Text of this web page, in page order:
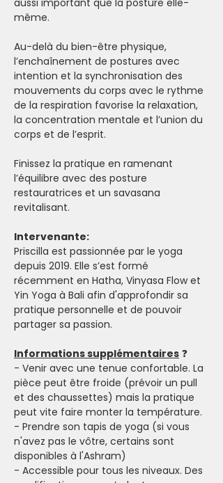
aussi important que la posture elle-
même.
Au-delà du bien-être physique,
l’enchaînement de postures avec
intention et la synchronisation des
mouvements du corps avec le rythme
de la respiration favorise la relaxation,
la concentration mentale et l’union du
corps et de l’esprit.
Finissez la pratique en ramenant
l’équilibre avec des posture
restauratrices et un savasana
revitalisant.
Intervenante:
Priscilla est passionnée par le yoga
depuis 2019. Elle s’est formé
récemment en Hatha, Vinyasa Flow et
Yin Yoga à Bali afin d'approfondir sa
pratique personnelle et de pouvoir
partager sa passion.
Informations supplémentaires ❓
- Venir avec une tenue confortable. La
pièce peut être froide (prévoir un pull
et des chaussettes) mais la pratique
peut vite faire monter la température.
- Prendre son tapis de yoga (si vous
n'avez pas le vôtre, certains sont
disponibles à l'Ashram)
- Accessible pour tous les niveaux. Des